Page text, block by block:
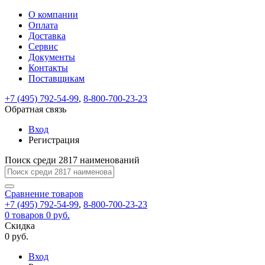
ВходРегистрация
Только
test@example.com
отправлена
по
ней
для
регистрации.
Ок
Только
Запомнить
меня
Забыли
Восстановление
пароля
Заполните
форму.
Мы
отправим
ссылку
на
указанный
электронный
адрес,
перейдя
по
которой
вы
новый
На
вашу
test@test.ru
отправлена
ссылка.
Перейдите
по
для
смены
пароля.
Введите
новый
пароль
Сменить
Пароль
успешно
Войти
Обратная
связь
Сообщение
пользовательского
соглашения
Ваше
сообщение
успешно
О компании
Оплата
Доставка
Сервис
Документы
Контакты
Поставщикам
+7 (495) 792-54-99, 8-800-700-23-23
Обратная связь
Вход
Регистрация
Поиск среди 2817 наименований
Сравнение товаров
+7 (495) 792-54-99, 8-800-700-23-23
0 товаров 0 руб.
Скидка
0 руб.
Вход